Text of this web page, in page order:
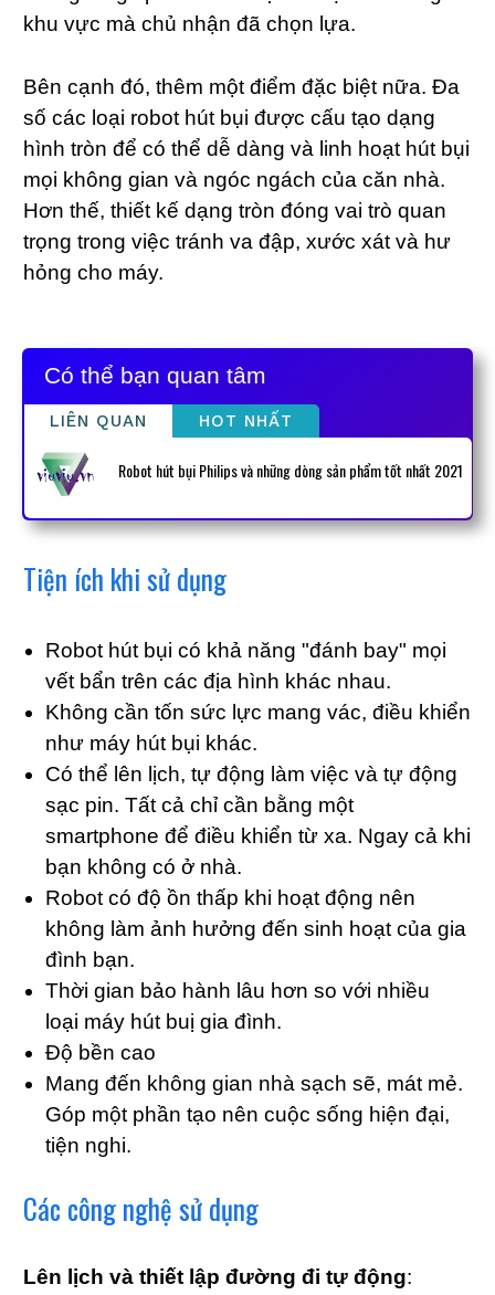
khu vực mà chủ nhận đã chọn lựa.
Bên cạnh đó, thêm một điểm đặc biệt nữa. Đa
số các loại robot hút bụi được cấu tạo dạng
hình tròn để có thể dễ dàng và linh hoạt hút bụi
mọi không gian và ngóc ngách của căn nhà.
Hơn thế, thiết kế dạng tròn đóng vai trò quan
trọng trong việc tránh va đập, xước xát và hư
hỏng cho máy.
Có thể bạn quan tâm
LIÊN QUAN HOT NHẤT
Robot hút bụi Philips và những dòng sản phẩm tốt nhất 2021
Tiện ích khi sử dụng
Robot hút bụi có khả năng "đánh bay" mọi
vết bẩn trên các địa hình khác nhau.
Không cần tốn sức lực mang vác, điều khiển
như máy hút bụi khác.
Có thể lên lịch, tự động làm việc và tự động
sạc pin. Tất cả chỉ cần bằng một
smartphone để điều khiển từ xa. Ngay cả khi
bạn không có ở nhà.
Robot có độ ồn thấp khi hoạt động nên
không làm ảnh hưởng đến sinh hoạt của gia
đình bạn.
Thời gian bảo hành lâu hơn so với nhiều
loại máy hút buị gia đình.
Độ bền cao
Mang đến không gian nhà sạch sẽ, mát mẻ.
Góp một phần tạo nên cuộc sống hiện đại,
tiện nghi.
Các công nghệ sử dụng
Lên lịch và thiết lập đường đi tự động: